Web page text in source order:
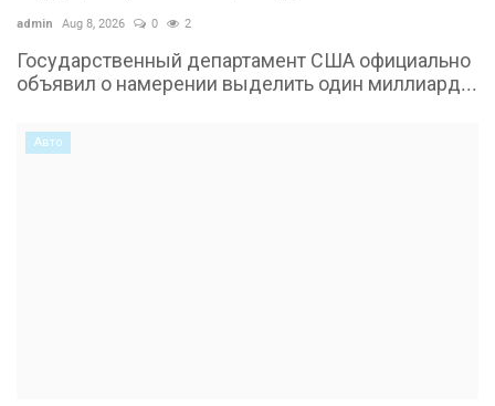
admin Aug 8, 2026 0 2
Государственный департамент США официально
объявил о намерении выделить один миллиард...
Авто